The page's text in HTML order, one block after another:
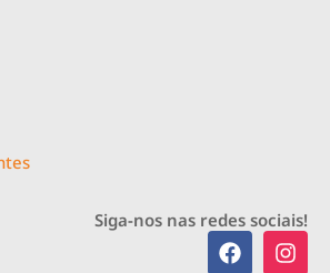
Siga-nos nas redes sociais!